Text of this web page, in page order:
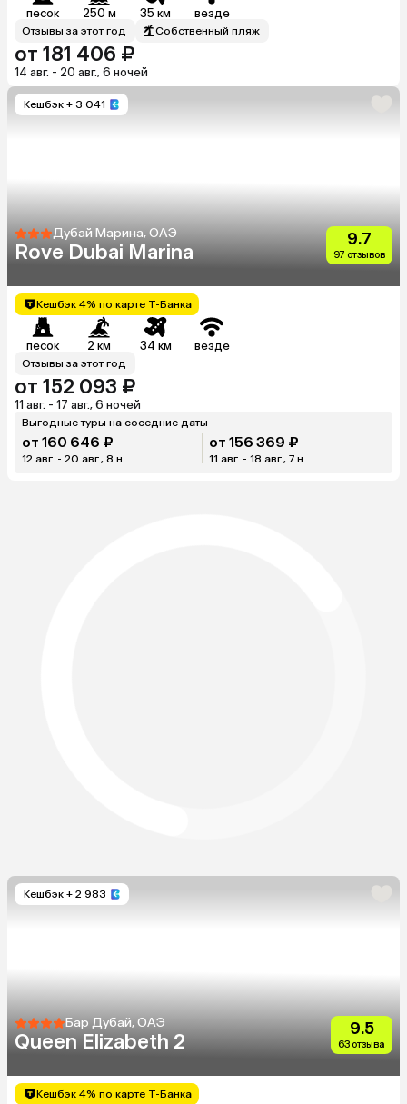
песок 250 м 35 км везде
Отзывы за этот год Собственный пляж
от 181 406 ₽
14 авг. - 20 авг., 6 ночей
Кешбэк + 3 041
Дубай Марина, ОАЭ
Rove Dubai Marina
9.7
97 отзывов
Кешбэк 4% по карте Т-Банка
песок 2 км 34 км везде
Отзывы за этот год
от 152 093 ₽
11 авг. - 17 авг., 6 ночей
Выгодные туры на соседние даты
от 160 646 ₽
12 авг. - 20 авг., 8 н.
от 156 369 ₽
11 авг. - 18 авг., 7 н.
Кешбэк + 2 983
Бар Дубай, ОАЭ
Queen Elizabeth 2
9.5
63 отзыва
Кешбэк 4% по карте Т-Банка